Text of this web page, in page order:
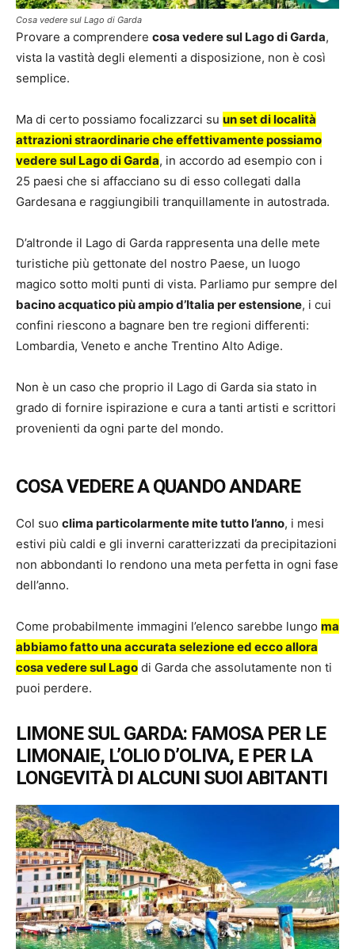
Cosa vedere sul Lago di Garda
Provare a comprendere cosa vedere sul Lago di Garda,
vista la vastità degli elementi a disposizione, non è così
semplice.
Ma di certo possiamo focalizzarci su un set di località
attrazioni straordinarie che effettivamente possiamo
vedere sul Lago di Garda, in accordo ad esempio con i
25 paesi che si affacciano su di esso collegati dalla
Gardesana e raggiungibili tranquillamente in autostrada.
D’altronde il Lago di Garda rappresenta una delle mete
turistiche più gettonate del nostro Paese, un luogo
magico sotto molti punti di vista. Parliamo pur sempre del
bacino acquatico più ampio d’Italia per estensione, i cui
confini riescono a bagnare ben tre regioni differenti:
Lombardia, Veneto e anche Trentino Alto Adige.
Non è un caso che proprio il Lago di Garda sia stato in
grado di fornire ispirazione e cura a tanti artisti e scrittori
provenienti da ogni parte del mondo.
COSA VEDERE A QUANDO ANDARE
Col suo clima particolarmente mite tutto l’anno, i mesi
estivi più caldi e gli inverni caratterizzati da precipitazioni
non abbondanti lo rendono una meta perfetta in ogni fase
dell’anno.
Come probabilmente immagini l’elenco sarebbe lungo ma
abbiamo fatto una accurata selezione ed ecco allora
cosa vedere sul Lago di Garda che assolutamente non ti
puoi perdere.
LIMONE SUL GARDA: FAMOSA PER LE
LIMONAIE, L’OLIO D’OLIVA, E PER LA
LONGEVITÀ DI ALCUNI SUOI ABITANTI